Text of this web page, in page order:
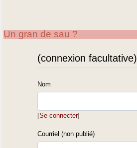
Un gran de sau ?
(connexion facultative)
Nom
[Se connecter]
Courriel (non publié)